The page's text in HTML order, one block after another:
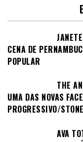
CENA DE
POPULAR
THE
UMA DAS NOVAS
PROGRESSIVO/
AVA